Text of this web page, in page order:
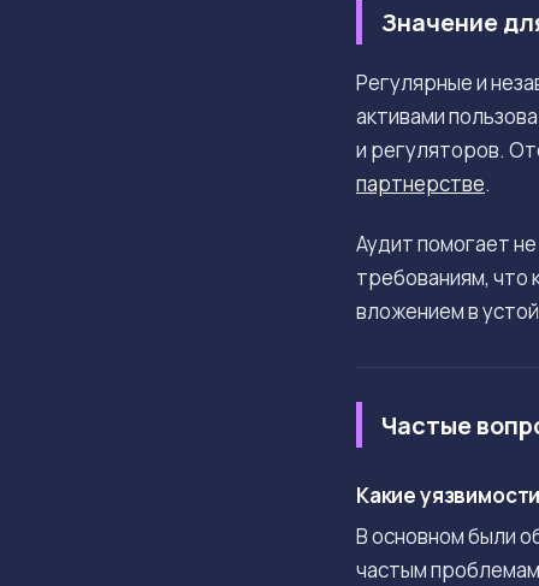
Значение
Регулярные и
активами
и регуляторов.
партнерстве.
Аудит помогает
требованиям, что
вложением в
Частые
Какие
В основном были
частым